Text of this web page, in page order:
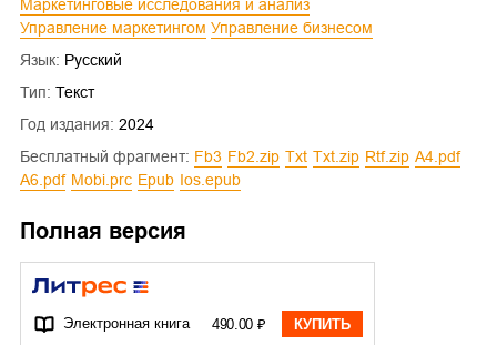
Маркетинговые исследования и анализ
Управление маркетингом
Управление бизнесом
Язык: Русский
Тип: Текст
Год издания: 2024
Бесплатный фрагмент:
fb3 fb2.zip txt txt.zip rtf.zip
a4.pdf
a6.pdf
mobi.prc epub ios.epub
Полная версия
Электронная книга 490.00 ₽ КУПИТЬ